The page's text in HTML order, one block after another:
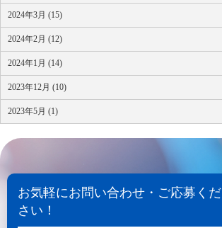
2024年3月 (15)
2024年2月 (12)
2024年1月 (14)
2023年12月 (10)
2023年5月 (1)
お気軽にお問い合わせ・ご応募くだ
さい！